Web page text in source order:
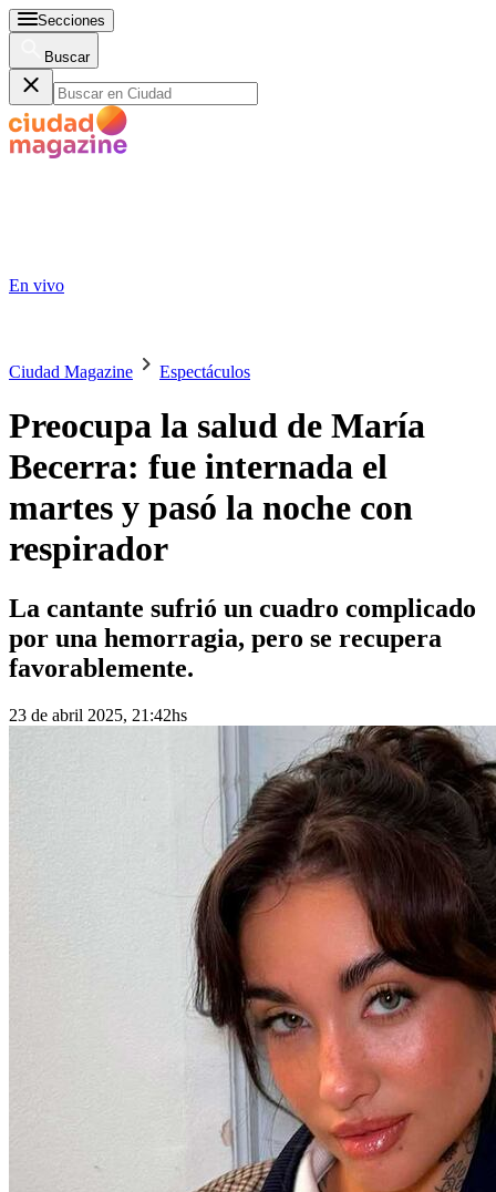
Secciones
Buscar
En vivo
Ciudad Magazine Espectáculos
Preocupa la salud de María
Becerra: fue internada el
martes y pasó la noche con
respirador
La cantante sufrió un cuadro complicado
por una hemorragia, pero se recupera
favorablemente.
23 de abril 2025, 21:42hs